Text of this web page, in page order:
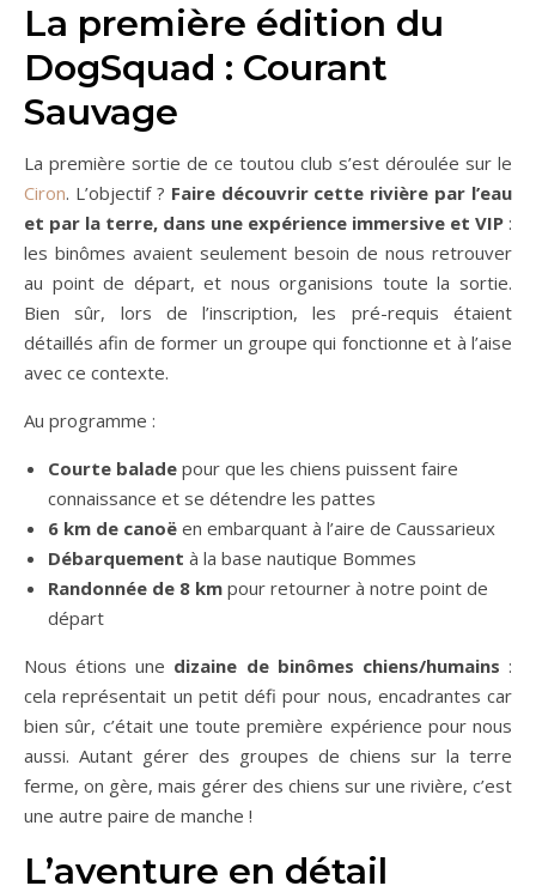
La première édition du
DogSquad : Courant
Sauvage
La première sortie de ce toutou club s’est déroulée sur le
Ciron. L’objectif ? Faire découvrir cette rivière par l’eau
et par la terre, dans une expérience immersive et VIP :
les binômes avaient seulement besoin de nous retrouver
au point de départ, et nous organisions toute la sortie.
Bien sûr, lors de l’inscription, les pré-requis étaient
détaillés afin de former un groupe qui fonctionne et à l’aise
avec ce contexte.
Au programme :
Courte balade pour que les chiens puissent faire
connaissance et se détendre les pattes
6 km de canoë en embarquant à l’aire de Caussarieux
Débarquement à la base nautique Bommes
Randonnée de 8 km pour retourner à notre point de
départ
Nous étions une dizaine de binômes chiens/humains :
cela représentait un petit défi pour nous, encadrantes car
bien sûr, c’était une toute première expérience pour nous
aussi. Autant gérer des groupes de chiens sur la terre
ferme, on gère, mais gérer des chiens sur une rivière, c’est
une autre paire de manche !
L’aventure en détail